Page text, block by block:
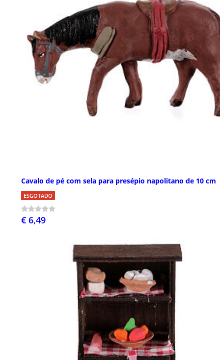
Cavalo de pé com sela para presépio napolitano de 10 cm
ESGOTADO
€ 6,49